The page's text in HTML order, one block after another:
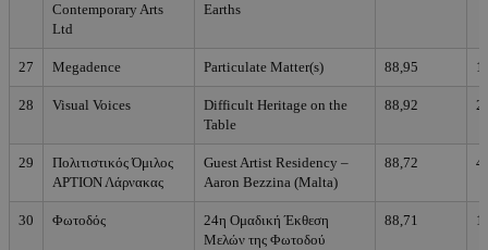
Contemporary Arts
Ltd
Earths
27 Megadence Particulate Matter(s) 88,95
28 Visual Voices
Difficult Heritage on the
Table
88,92
29
Πολιτιστικός Όμιλος
ΑΡΤΙΟΝ Λάρνακας
Guest Artist Residency –
Aaron Bezzina (Malta)
88,72
30 Φωτοδός
24η Ομαδική Έκθεση
Μελών της Φωτοδού
88,71